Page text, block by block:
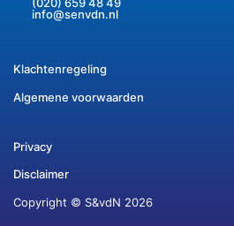
info@senvdn.nl
Klachtenregeling
Algemene voorwaarden
Privacy
Disclaimer
Copyright © S&vdN 2026